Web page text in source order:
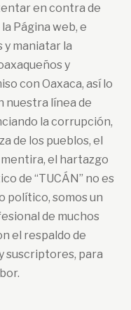
en contra de
Página web, e
maniatar la
y
con Oaxaca, así lo
nuestra línea de
la corrupción,
de los pueblos, el
mentira, el hartazgo
de “TUCÁN” no es
político, somos un
de muchos
el respaldo de
suscriptores, para